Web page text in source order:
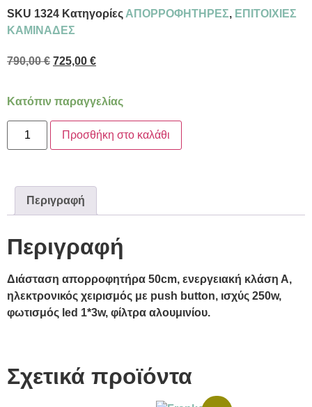
SKU 1324 Κατηγορίες ΑΠΟΡΡΟΦΗΤΗΡΕΣ, ΕΠΙΤΟΙΧΙΕΣ
ΚΑΜΙΝΑΔΕΣ
790,00€ 725,00 €
Κατόπιν παραγγελίας
Προσθήκη στο καλάθι
Περιγραφή
Περιγραφή
Διάσταση απορροφητήρα 50cm, ενεργειακή κλάση Α,
ηλεκτρονικός χειρισμός με push button, ισχύς 250w,
φωτισμός led 1*3w, φίλτρα αλουμινίου.
Σχετικά προϊόντα